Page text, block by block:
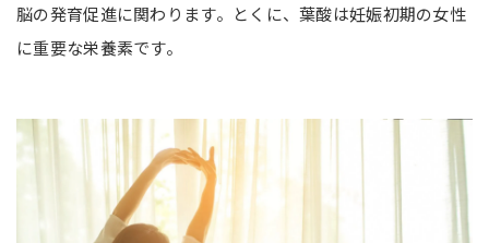
脳の発育促進に関わります。とくに、葉酸は妊娠初期の女性
に重要な栄養素です。